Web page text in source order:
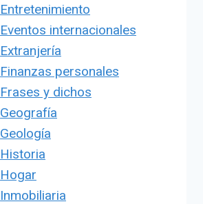
Entretenimiento
Eventos internacionales
Extranjería
Finanzas personales
Frases y dichos
Geografía
Geología
Historia
Hogar
Inmobiliaria